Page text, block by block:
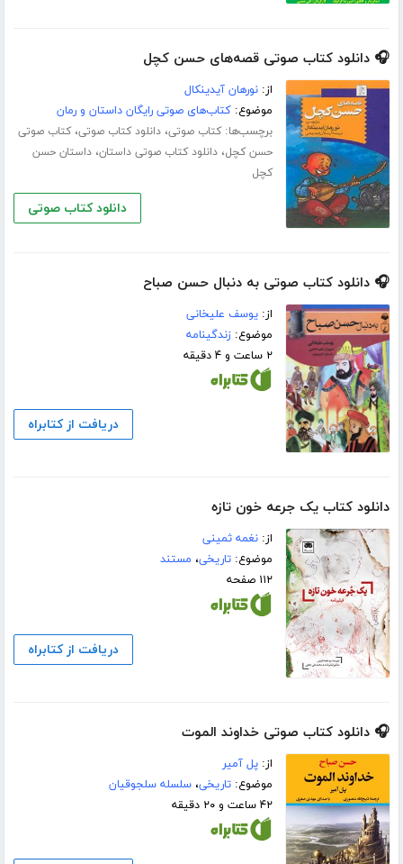
🎧 دانلود کتاب صوتی قصه‌های حسن کچل
از:نورهان آیدینکال
موضوع:کتاب‌های صوتی رایگان داستان و رمان
برچسب‌ها:کتاب صوتی،دانلود کتاب صوتی،کتاب صوتی
حسن کچل،دانلود کتاب صوتی داستان،داستان حسن
کچل
دانلود کتاب صوتی
🎧 دانلود کتاب صوتی به دنبال حسن صباح
از:یوسف علیخانی
موضوع:زندگینامه
۲ ساعت و ۴ دقیقه
دریافت از کتابراه
دانلود کتاب یک جرعه خون تازه
از:نغمه ثمینی
موضوع:تاریخی، مستند
۱۱۲ صفحه
دریافت از کتابراه
🎧 دانلود کتاب صوتی خداوند الموت
از:پل آمیر
موضوع:تاریخی،سلسله سلجوقیان
۴۲ ساعت و ۲۰ دقیقه